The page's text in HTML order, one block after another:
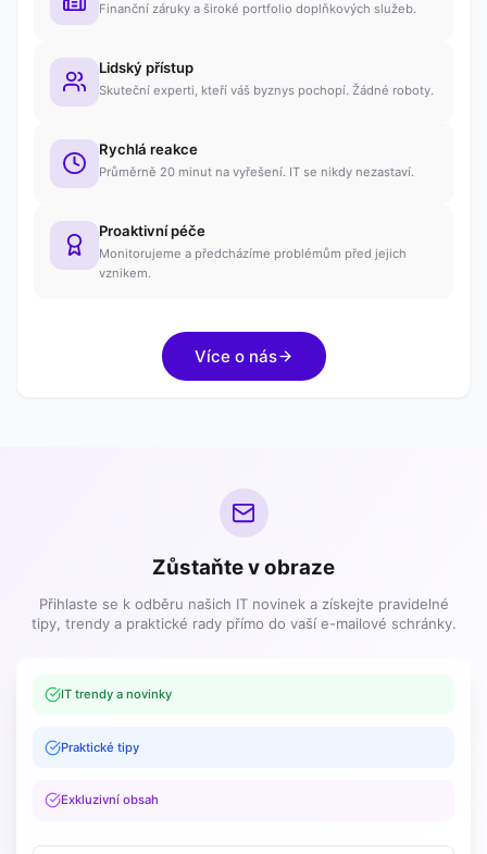
Finanční záruky a široké portfolio doplňkových služeb.
Lidský přístup
Skuteční experti, kteří váš byznys pochopí. Žádné roboty.
Rychlá reakce
Průměrně 20 minut na vyřešení. IT se nikdy nezastaví.
Proaktivní péče
Monitorujeme a předcházíme problémům před jejich
vznikem.
Více o nás
Zůstaňte v obraze
Přihlaste se k odběru našich IT novinek a získejte pravidelné
tipy, trendy a praktické rady přímo do vaší e-mailové schránky.
IT trendy a novinky
Praktické tipy
Exkluzivní obsah